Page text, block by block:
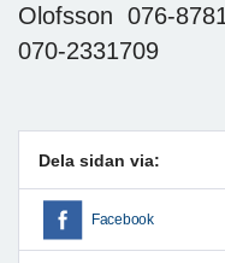
Olofsson 076-
070-2331709
Dela sidan via:
Facebook